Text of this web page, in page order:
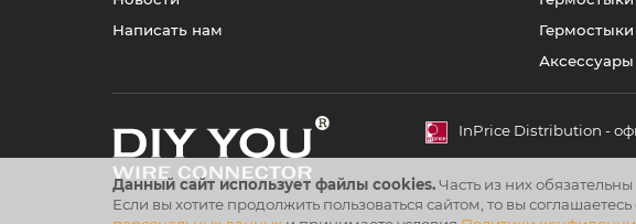
Данный сайт использует файлы cookies.Часть из них
Если вы хотите продолжить пользоваться сайтом, то вы
Написать нам
Аксессуары
InPrice Distribution -